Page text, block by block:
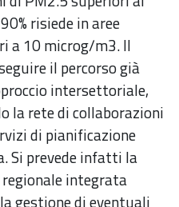
risiede in aree
a 10 microg/m3. Il
il percorso già
intersettoriale,
la rete di collaborazioni
di pianificazione
Si prevede infatti la
integrata
gestione di eventuali